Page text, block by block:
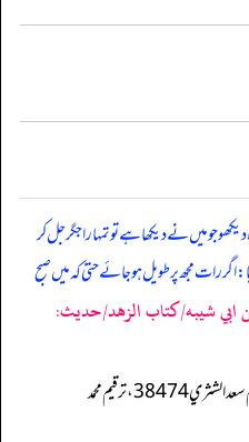
جو میں نے دیکھا ہے تو تمہارا جگر جل کر
رات مجھ پر طویل ہوجائے حتیٰ کہ میں صبح
شيبه/كتاب الزهد/حدیث:
(مصنف ابن ابي شيبه: ترقيم سعد الشثري 38474، ترقيم محمد